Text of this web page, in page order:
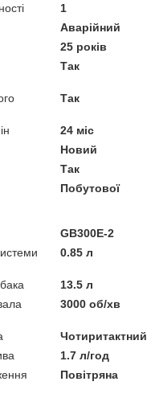
1
Аварійний
25 років
Так
Так
24 міс
Новий
Так
Побутової
GB300E-2
0.85 л
13.5 л
3000 об/хв
Чотиритактний
1.7 л/год
Повітряна